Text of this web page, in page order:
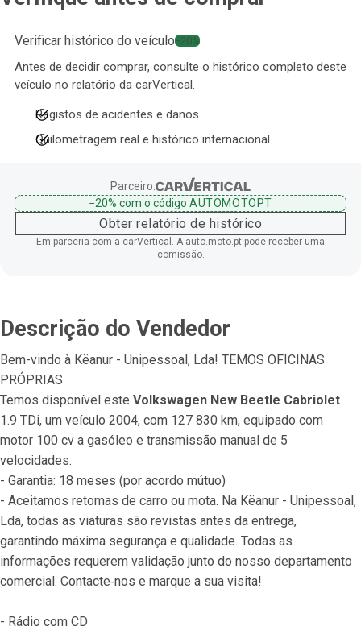
Verificar histórico do veículo−20%
Antes de decidir comprar, consulte o histórico completo deste
veículo no relatório da carVertical.
Registos de acidentes e danos
Quilometragem real e histórico internacional
Parceiro:
−20%com o código AUTOMOTOPT
Obter relatório de histórico
Em parceria com a carVertical. A auto.moto.pt pode receber uma
comissão.
Descrição do Vendedor
Bem-vindo à Këanur - Unipessoal, Lda! TEMOS OFICINAS
PRÓPRIAS
Temos disponível este Volkswagen New Beetle Cabriolet
1.9 TDi, um veículo 2004, com 127 830 km, equipado com
motor 100 cv a gasóleo e transmissão manual de 5
velocidades.
- Garantia: 18 meses (por acordo mútuo)
- Aceitamos retomas de carro ou mota. Na Këanur - Unipessoal,
Lda, todas as viaturas são revistas antes da entrega,
garantindo máxima segurança e qualidade. Todas as
informações requerem validação junto do nosso departamento
comercial. Contacte‐nos e marque a sua visita!
- Rádio com CD